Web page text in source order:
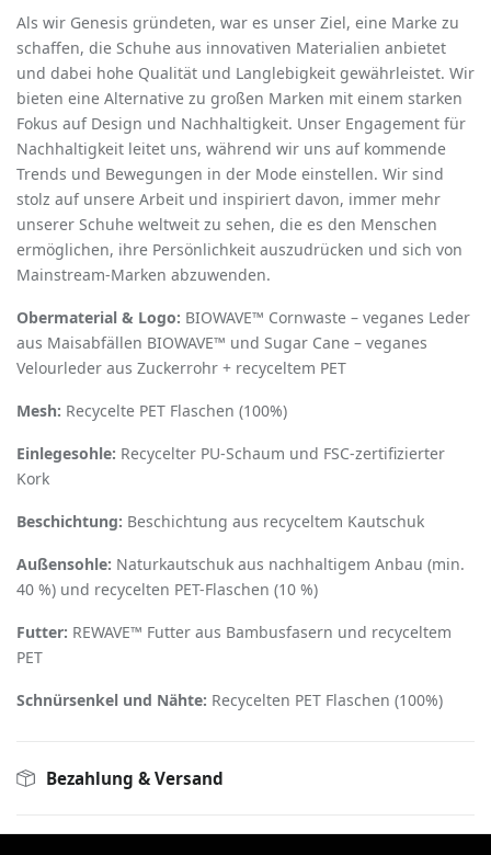
Als wir Genesis gründeten, war es unser Ziel, eine Marke zu
schaffen, die Schuhe aus innovativen Materialien anbietet
und dabei hohe Qualität und Langlebigkeit gewährleistet. Wir
bieten eine Alternative zu großen Marken mit einem starken
Fokus auf Design und Nachhaltigkeit. Unser Engagement für
Nachhaltigkeit leitet uns, während wir uns auf kommende
Trends und Bewegungen in der Mode einstellen. Wir sind
stolz auf unsere Arbeit und inspiriert davon, immer mehr
unserer Schuhe weltweit zu sehen, die es den Menschen
ermöglichen, ihre Persönlichkeit auszudrücken und sich von
Mainstream-Marken abzuwenden.
Obermaterial & Logo: BIOWAVE™ Cornwaste – veganes Leder
aus Maisabfällen BIOWAVE™ und Sugar Cane – veganes
Velourleder aus Zuckerrohr + recyceltem PET
Mesh: Recycelte PET ­Flaschen (100%)
Einlegesohle: Recycelter PU­-Schaum und FSC-­zertifizierter
Kork
Beschichtung: Beschichtung aus recyceltem Kautschuk
Außensohle: Naturkautschuk aus nachhaltigem Anbau (min.
40 %) und recycelten PET­-Flaschen (10 %)
Futter: REWAVE™ Futter aus Bambusfasern und recyceltem
PET
Schnürsenkel und Nähte: Recycelten PET­ Flaschen (100%)
Bezahlung & Versand